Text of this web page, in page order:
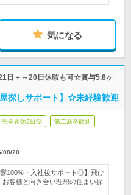
気になる
日＋～20日休暇も可☆賞与5.8ヶ
探しサポート】☆未経験歓迎
完全週休2日制 第二新卒歓迎
08/20
響100%・入社後サポート◎】飛び
客様と向き合い理想の住まい探